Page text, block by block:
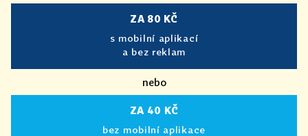
ZA 80 KČ
s mobilní aplikací
a bez reklam
nebo
ZA 40 KČ
bez mobilní aplikace